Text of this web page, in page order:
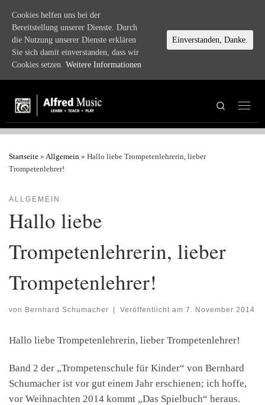
Zum Inhalt springen
Search
Startseite » Allgemein » Hallo liebe Trompetenlehrerin, lieber
Trompetenlehrer!
ALLGEMEIN
Hallo liebe
Trompetenlehrerin, lieber
Trompetenlehrer!
von Bernhard Schumacher Veröffentlicht am 7. November 2014
Hallo liebe Trompetenlehrerin, lieber Trompetenlehrer!
Band 2 der „Trompetenschule für Kinder“ von Bernhard
Schumacher ist vor gut einem Jahr erschienen; ich hoffe,
vor Weihnachten 2014 kommt „Das Spielbuch“ heraus.
Cookies helfen uns bei der
Bereitstellung unserer Dienste. Durch
die Nutzung unserer Dienste erklären
Sie sich damit einverstanden, dass wir
Cookies setzen. Weitere Informationen
Einverstanden, Danke.